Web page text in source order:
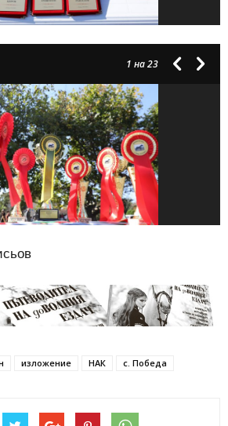
1 на 23
изложение НАК с. Победа